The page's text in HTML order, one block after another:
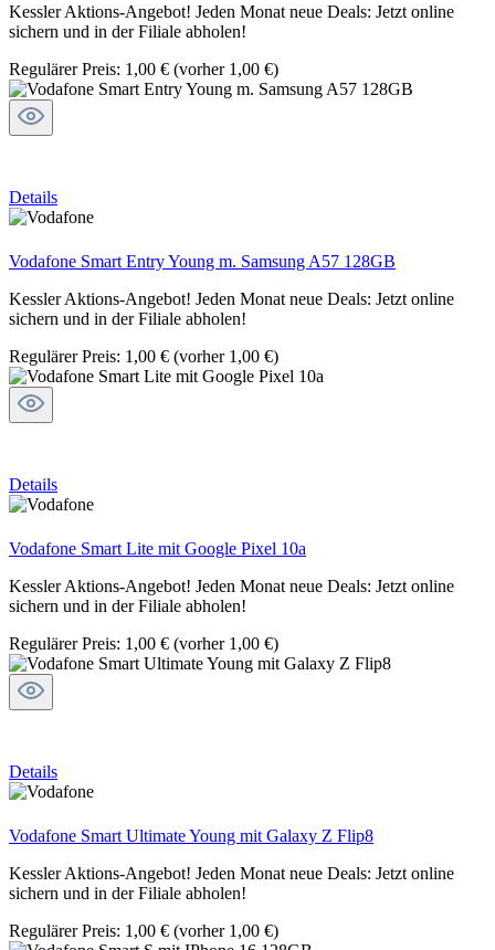
Kessler Aktions-Angebot! Jeden Monat neue Deals: Jetzt online
sichern und in der Filiale abholen!
Regulärer Preis: 1,00 € (vorher 1,00 €)
Details
Vodafone Smart Entry Young m. Samsung A57 128GB
Kessler Aktions-Angebot! Jeden Monat neue Deals: Jetzt online
sichern und in der Filiale abholen!
Regulärer Preis: 1,00 € (vorher 1,00 €)
Details
Vodafone Smart Lite mit Google Pixel 10a
Kessler Aktions-Angebot! Jeden Monat neue Deals: Jetzt online
sichern und in der Filiale abholen!
Regulärer Preis: 1,00 € (vorher 1,00 €)
Details
Vodafone Smart Ultimate Young mit Galaxy Z Flip8
Kessler Aktions-Angebot! Jeden Monat neue Deals: Jetzt online
sichern und in der Filiale abholen!
Regulärer Preis: 1,00 € (vorher 1,00 €)